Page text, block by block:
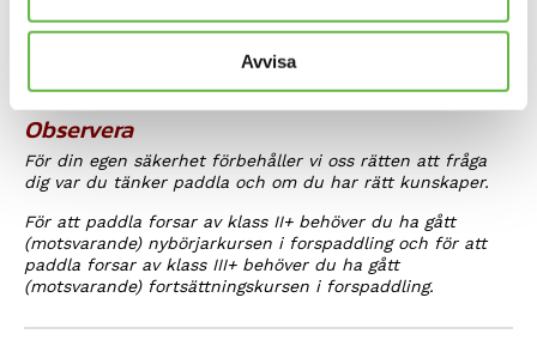
Avvisa
Observera
För din egen säkerhet förbehåller vi oss rätten att fråga
dig var du tänker paddla och om du har rätt kunskaper.
För att paddla forsar av klass II+ behöver du ha gått
(motsvarande) nybörjarkursen i forspaddling och för att
paddla forsar av klass III+ behöver du ha gått
(motsvarande) fortsättningskursen i forspaddling.